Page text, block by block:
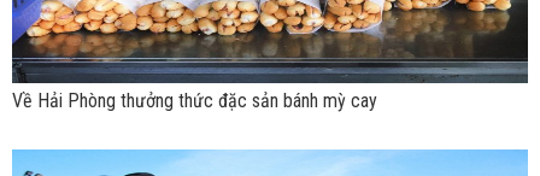
Về Hải Phòng thưởng thức đặc sản bánh mỳ cay